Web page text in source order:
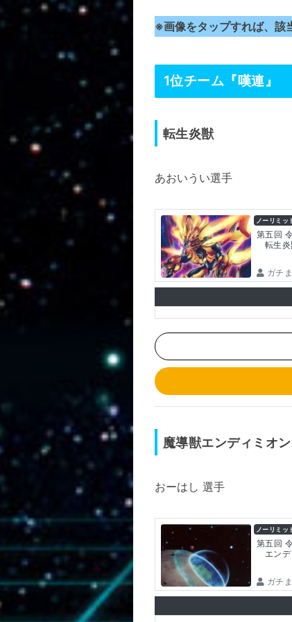
※画像をタップすれば、該
1位チーム『嘆連』
転生炎獣
あおいうい選手
ノーリミッ
第五回
転生
ガチ
魔導獣エンディミオン
おーはし 選手
ノーリミッ
第五回
エン
ガチ